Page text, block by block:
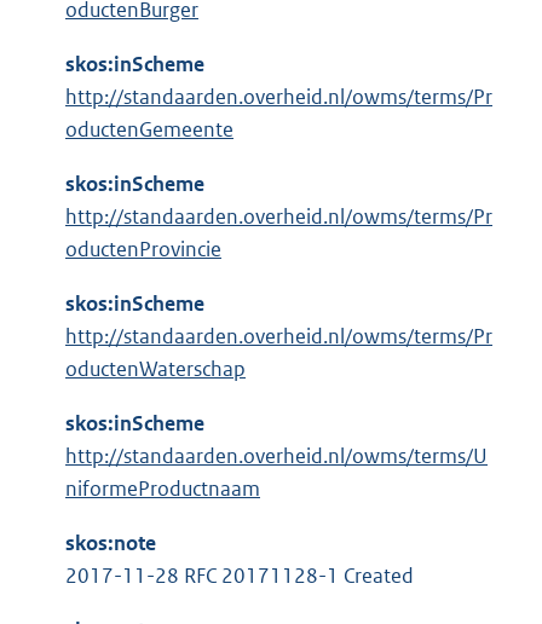
oductenBurger
skos:inScheme
http://standaarden.overheid.nl/owms/terms/Pr
oductenGemeente
skos:inScheme
http://standaarden.overheid.nl/owms/terms/Pr
oductenProvincie
skos:inScheme
http://standaarden.overheid.nl/owms/terms/Pr
oductenWaterschap
skos:inScheme
http://standaarden.overheid.nl/owms/terms/U
niformeProductnaam
skos:note
2017-11-28 RFC 20171128-1 Created